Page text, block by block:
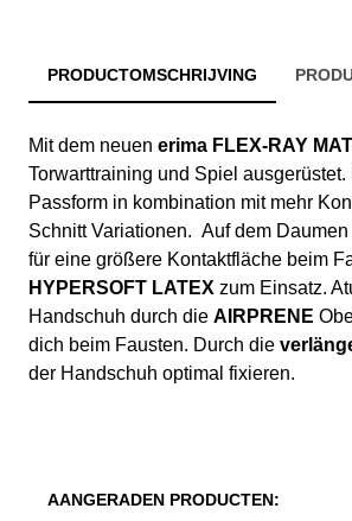
PRODUCTOMSCHRIJVING
Mit dem neuen erima FLEX-RAY
Torwarttraining und Spiel
Passform in kombination mit mehr
Schnitt Variationen. Auf dem
für eine größere Kontaktfläche beim
HYPERSOFT LATEX zum Einsatz.
Handschuh durch die AIRPRENE
dich beim Fausten. Durch die
der Handschuh optimal fixieren.
AANGERADEN PRODUCTEN: